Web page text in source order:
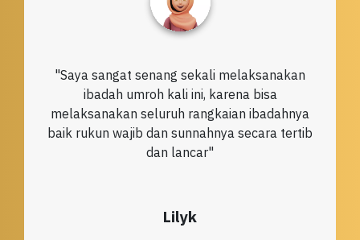
"Saya sangat senang sekali melaksanakan
ibadah umroh kali ini, karena bisa
melaksanakan seluruh rangkaian ibadahnya
baik rukun wajib dan sunnahnya secara tertib
dan lancar"
Lilyk